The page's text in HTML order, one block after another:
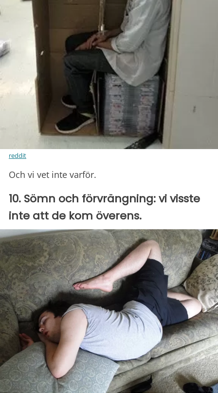
reddit
Och vi vet inte varför.
10. Sömn och förvrängning: vi visste
inte att de kom överens.